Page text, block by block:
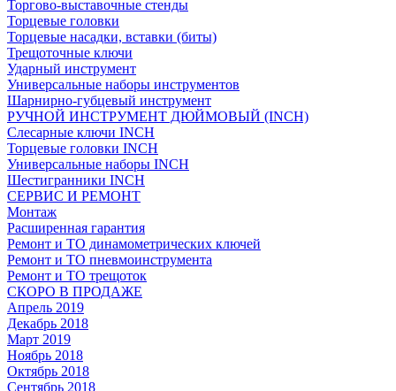
Торгово-выставочные стенды
Торцевые головки
Торцевые насадки, вставки (биты)
Трещоточные ключи
Ударный инструмент
Универсальные наборы инструментов
Шарнирно-губцевый инструмент
РУЧНОЙ ИНСТРУМЕНТ ДЮЙМОВЫЙ (INCH)
Слесарные ключи INCH
Торцевые головки INCH
Универсальные наборы INCH
Шестигранники INCH
СЕРВИС И РЕМОНТ
Монтаж
Расширенная гарантия
Ремонт и ТО динамометрических ключей
Ремонт и ТО пневмоинструмента
Ремонт и ТО трещоток
СКОРО В ПРОДАЖЕ
Апрель 2019
Декабрь 2018
Март 2019
Ноябрь 2018
Октябрь 2018
Сентябрь 2018